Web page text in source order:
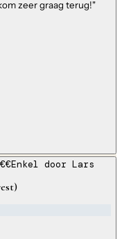
zeer graag terug!"
Enkel door Lars